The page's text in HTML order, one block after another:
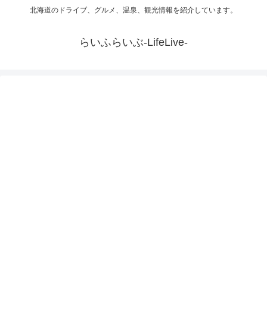
北海道のドライブ、グルメ、温泉、観光情報を紹介しています。
らいふらいぶ-LifeLive-